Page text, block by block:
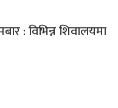
: विभिन्न शिवालयमा